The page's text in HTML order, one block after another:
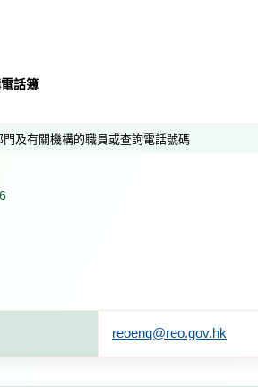
話簿
及有關機構的職員或查詢電話號碼
reoenq@reo.gov.hk